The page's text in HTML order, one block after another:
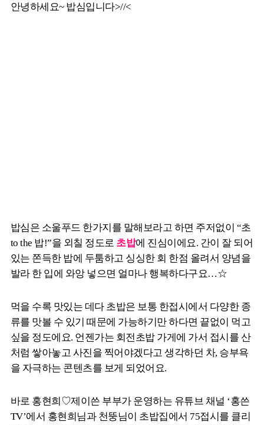
안녕하세요~ 밥심입니다>//<
밥심은 소울푸드 한가지를 말해보라고 하면 주저없이 “초
to the 밥!”을 외칠 정도로 초밥에 진심이에요. 간이 잘 되어
있는 쫀득한 밥에 두툼하고 싱싱한 회 한점 올려서 양념을
발라 한 입에 와앙 넣으면 얼마나 행복하다구요…☆
먹을 수록 맛있는 데다 초밥은 보통 한접시에서 다양한 종
류를 맛볼 수 있기 때문에 가능하기만 하다면 끝없이 먹고
싶을 정도에요. 언젠가는 회전초밥 가게에 가서 접시를 산
처럼 쌓아놓고 사진을 찍어야겠다고 생각하던 차, 승부욕
을 자극하는 콘텐츠를 보게 되었어요.
바로 홍현희♡제이쓴 부부가 운영하는 유튜브 채널 ‘홍쓴
TV’에서 홍현희님과 천뚱님이 초밥집에서 75접시를 클리